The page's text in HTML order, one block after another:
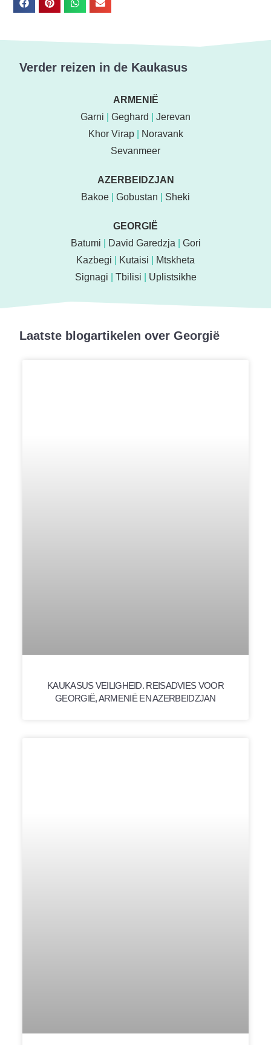
Verder reizen in de Kaukasus
ARMENIË
Garni
Geghard
Jerevan
Khor Virap
Noravank
Sevanmeer
AZERBEIDZJAN
Bakoe
Gobustan Sheki
GEORGIË
Batumi
David Garedzja
Gori
Kazbegi
Kutaisi
Mtskheta
Signagi
Tbilisi Uplistsikhe
Laatste blogartikelen over Georgië
KAUKASUS VEILIGHEID. REISADVIES VOOR
GEORGIË, ARMENIË EN AZERBEIDZJAN